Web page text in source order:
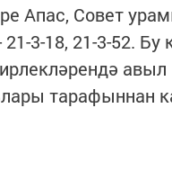
Апас, Совет
3-18, 21-3-52. Бу
авыл
тарафыннан